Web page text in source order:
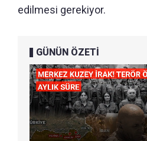
edilmesi gerekiyor.
GÜNÜN ÖZETİ